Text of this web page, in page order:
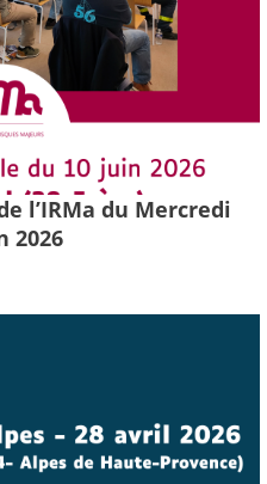
l’IRMa du Mercredi
2026